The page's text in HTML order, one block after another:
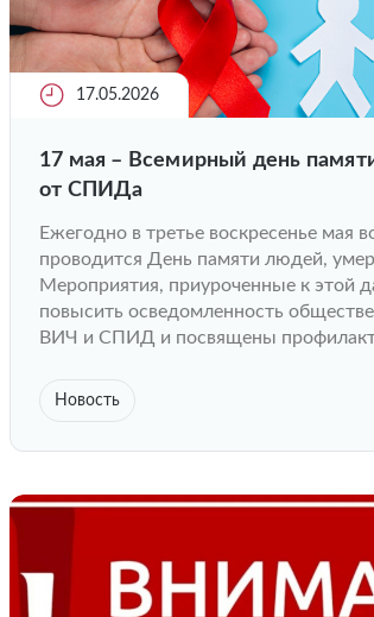
17.05.2026
17 мая – Всемирный день
от СПИДа
Ежегодно в третье воскресенье мая
проводится День памяти людей,
Мероприятия, приуроченные к этой
повысить осведомленность
ВИЧ и СПИД и посвящены
Новость